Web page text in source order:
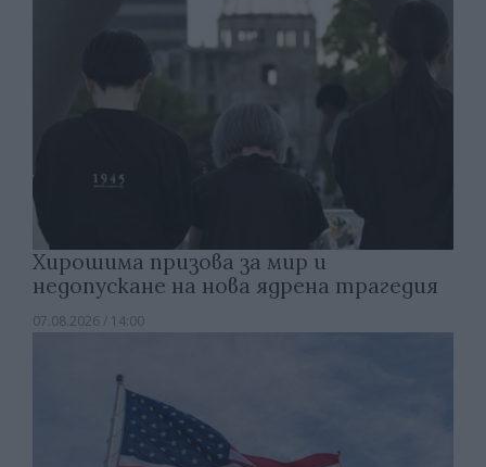
Хирошима призова за мир и
недопускане на нова ядрена трагедия
07.08.2026 / 14:00